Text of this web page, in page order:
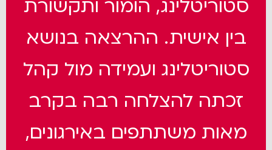
סטוריטלינג, הומור ותקשורת
בין אישית. ההרצאה בנושא
סטוריטלינג ועמידה מול קהל
זכתה להצלחה רבה בקרב
מאות משתתפים באירגונים,